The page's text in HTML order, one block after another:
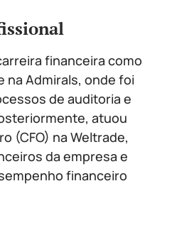
financeira como
na Admirals, onde foi
de auditoria e
atuou
(CFO) na Weltrade,
da empresa e
financeiro